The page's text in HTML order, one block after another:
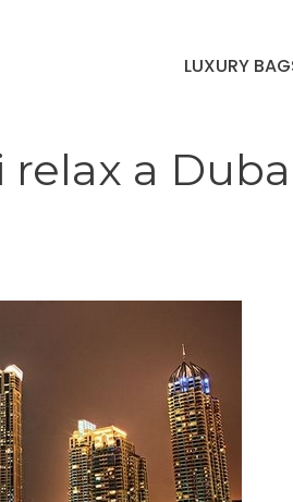
LUXURY
relax a